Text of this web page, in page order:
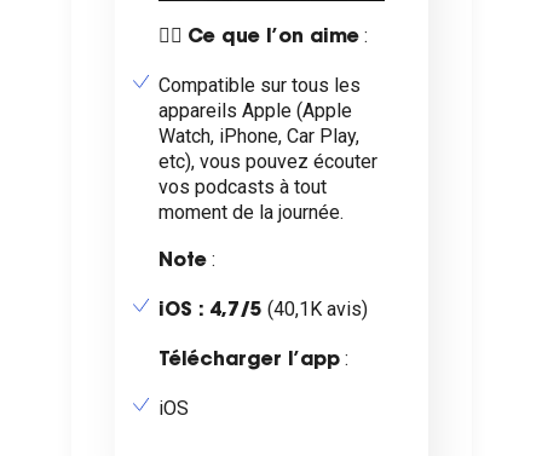
👍🏼 Ce que l’on aime:
Compatible sur tous les
appareils Apple (Apple
Watch, iPhone, Car Play,
etc), vous pouvez écouter
vos podcasts à tout
moment de la journée.
Note:
iOS : 4,7/5 (40,1K avis)
Télécharger l’app:
iOS